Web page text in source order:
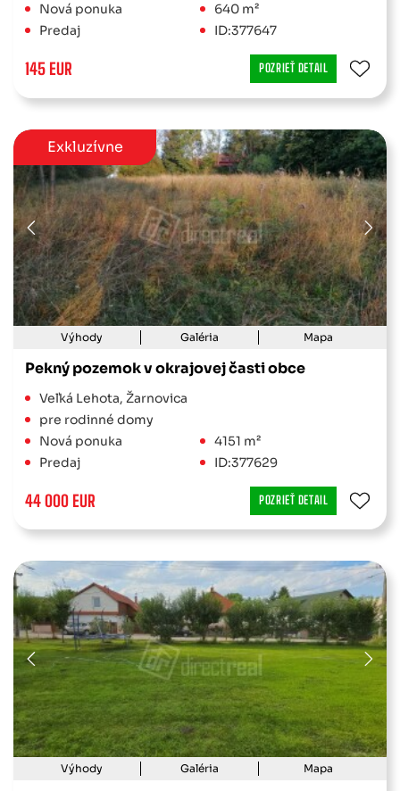
Nová ponuka
640 m²
Predaj
ID:377647
145 EUR POZRIEŤ DETAIL
Exkluzívne
Výhody Galéria Mapa
Pekný pozemok v okrajovej časti obce
Veľká Lehota, Žarnovica
pre rodinné domy
Nová ponuka
4151 m²
Predaj
ID:377629
44 000 EUR POZRIEŤ DETAIL
Výhody Galéria Mapa